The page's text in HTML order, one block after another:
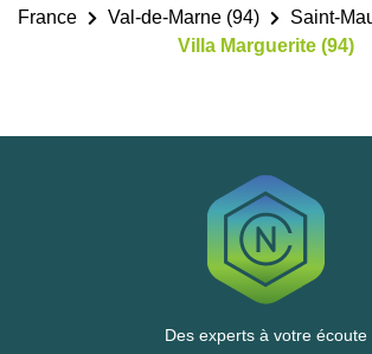
France
Val-de-Marne (94)
Saint-
Villa Marguerite (94)
Des experts à votre écoute